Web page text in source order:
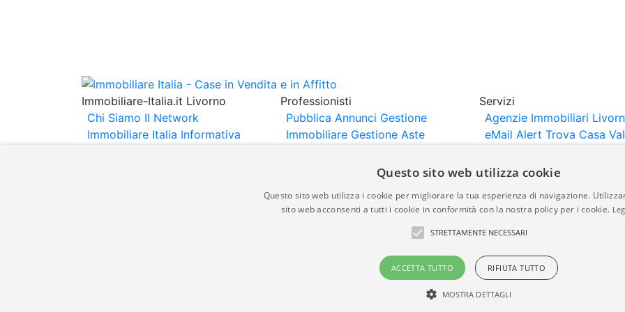
Immobiliare-Italia.it Livorno
Chi Siamo Il Network
Immobiliare Italia Informativa
Professionisti
Pubblica Annunci Gestione
Immobiliare Gestione Aste
Importazione
Servizi
Agenzie Immobiliari
eMail Alert Trova Casa
Gli annunci immobiliari presenti su immobiliare-italia.it vengono pubblicati da agenzie immobiliari e
italia.it quindi non è responsabile della veridicità, della correttezza, della completezza, della
Questo sito web utilizza cookie
Questo sito web utilizza i cookie per migliorare la tua esperienza di navigazione.
sito web acconsenti a tutti i cookie in conformità con la nostra policy per i cookie.
STRETTAMENTE NECESSARI
ACCETTA TUTTO RIFIUTA TUTTO
MOSTRA DETTAGLI